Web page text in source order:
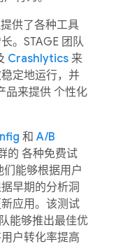
供了各种工具
。STAGE 团队
Crashlytics 来
定地运行，并
品来提供 个性化
和 A/B
的 各种免费试
们能够根据用户
早期的分析洞
应用。该测试
能够推出最佳优
户转化率提高